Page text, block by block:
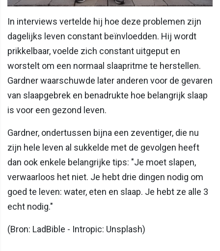
In interviews vertelde hij hoe deze problemen zijn
dagelijks leven constant beïnvloedden. Hij wordt
prikkelbaar, voelde zich constant uitgeput en
worstelt om een normaal slaapritme te herstellen.
Gardner waarschuwde later anderen voor de gevaren
van slaapgebrek en benadrukte hoe belangrijk slaap
is voor een gezond leven.
Gardner, ondertussen bijna een zeventiger, die nu
zijn hele leven al sukkelde met de gevolgen heeft
dan ook enkele belangrijke tips: "Je moet slapen,
verwaarloos het niet. Je hebt drie dingen nodig om
goed te leven: water, eten en slaap. Je hebt ze alle 3
echt nodig."
(Bron: LadBible - Intropic: Unsplash)